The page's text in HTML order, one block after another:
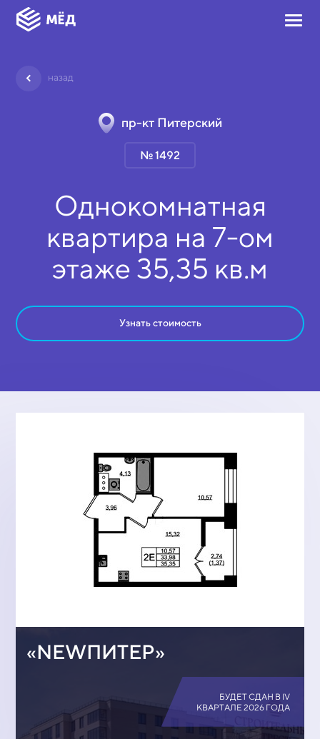
назад
пр-кт Питерский
№ 1492
Однокомнатная
квартира на 7-ом
этаже 35,35 кв.м
Узнать стоимость
«NEWПИТЕР»
БУДЕТ СДАН В IV
КВАРТАЛЕ 2026 ГОДА